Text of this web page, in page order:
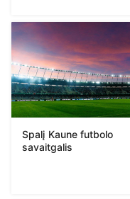
Spalį Kaune futbolo
savaitgalis